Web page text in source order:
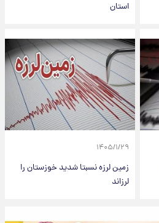
استان
۱۴۰۵/۱/۲۹
زمین لرزه نسبتا شدید خوزستان را
لرزاند